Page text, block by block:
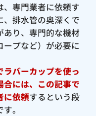
、専門業者に依頼す
、排水管の奥深くで
あり、専門的な機材
ープなど）が必要に
ラバーカップを使っ
合には、この記事で
に依頼するという段
。